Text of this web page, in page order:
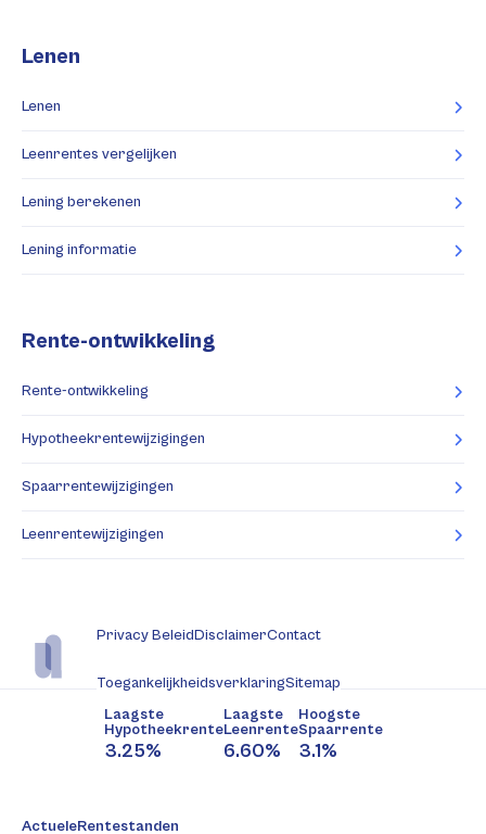
Lenen
Lenen
Leenrentes vergelijken
Lening berekenen
Lening informatie
Rente-ontwikkeling
Rente-ontwikkeling
Hypotheekrentewijzigingen
Spaarrentewijzigingen
Leenrentewijzigingen
Privacy BeleidDisclaimerContact
ToegankelijkheidsverklaringSitemap
Laagste
Hypotheekrente
3.25%
Laagste
Leenrente
6.60%
Hoogste
Spaarrente
3.1%
ActueleRentestanden